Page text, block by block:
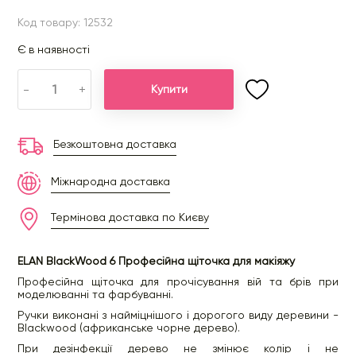
Код товару: 12532
Є в наявності
- + Купити
Безкоштовна доставка
Міжнародна доставка
Термінова доставка по Києву
ELAN BlackWood 6 Професійна щіточка для макіяжу
Професійна щіточка для прочісування вій та брів при
моделюванні та фарбуванні.
Ручки виконані з найміцнішого і дорогого виду деревини -
Blackwood (африканське чорне дерево).
При дезінфекції дерево не змінює колір і не